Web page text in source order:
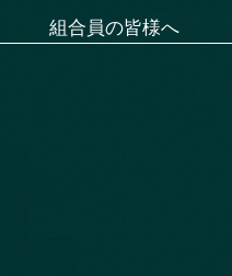
組合員の皆様へ